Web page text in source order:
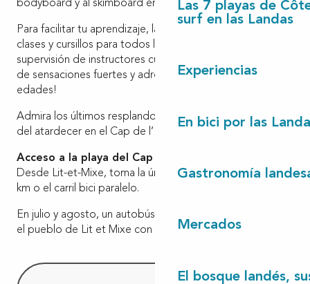
Las 7 playas de
surf en las Landas
Experiencias
En bici por las
Gastronomía
Mercados
El bosque landés,
bodyboard y al skimboard en cualquier época del año.
Para facilitar tu aprendizaje, las escuelas de surf dictan
clases y cursillos para todos los niveles, bajo la
supervisión de instructores cualificados. ¡Una buena dosis
de sensaciones fuertes y adrenalina para todas las
edades!
Admira los últimos resplandores del día y el espectáculo
del atardecer en el Cap de l’Homy.
Acceso a la playa del Cap de l’Homy
Desde Lit-et-Mixe, toma la única carretera durante unos 8
km o el carril bici paralelo.
En julio y agosto, un autobús lanzadera gratuito conecta
el pueblo de Lit et Mixe con la playa del Cap de l’Homy.